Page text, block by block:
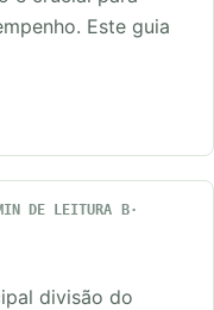
Este guia
DE LEITURA
divisão do